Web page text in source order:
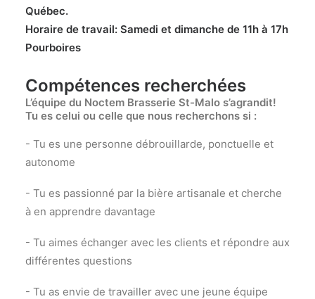
Québec.
Horaire de travail: Samedi et dimanche de 11h à 17h
Pourboires
Compétences recherchées
L’équipe du Noctem Brasserie St-Malo s’agrandit!
Tu es celui ou celle que nous recherchons si :
- Tu es une personne débrouillarde, ponctuelle et
autonome
- Tu es passionné par la bière artisanale et cherche
à en apprendre davantage
- Tu aimes échanger avec les clients et répondre aux
différentes questions
- Tu as envie de travailler avec une jeune équipe